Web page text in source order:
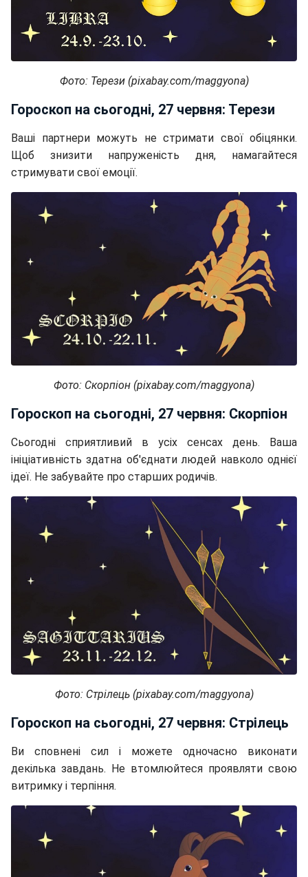
Фото: Терези (pixabay.com/maggyona)
Гороскоп на сьогодні, 27 червня: Терези
Ваші партнери можуть не стримати свої обіцянки.
Щоб знизити напруженість дня, намагайтеся
стримувати свої емоції.
Фото: Скорпіон (pixabay.com/maggyona)
Гороскоп на сьогодні, 27 червня: Скорпіон
Сьогодні сприятливий в усіх сенсах день. Ваша
ініціативність здатна об'єднати людей навколо однієї
ідеї. Не забувайте про старших родичів.
Фото: Стрілець (pixabay.com/maggyona)
Гороскоп на сьогодні, 27 червня: Стрілець
Ви сповнені сил і можете одночасно виконати
декілька завдань. Не втомлюйтеся проявляти свою
витримку і терпіння.